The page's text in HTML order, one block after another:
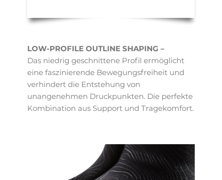
LOW-PROFILE OUTLINE SHAPING –
Das niedrig geschnittene Profil ermöglicht
eine faszinierende Bewegungsfreiheit und
verhindert die Entstehung von
unangenehmen Druckpunkten. Die perfekte
Kombination aus Support und Tragekomfort.